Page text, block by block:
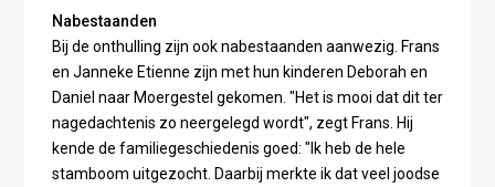
Nabestaanden
Bij de onthulling zijn ook nabestaanden aanwezig. Frans
en Janneke Etienne zijn met hun kinderen Deborah en
Daniel naar Moergestel gekomen. "Het is mooi dat dit ter
nagedachtenis zo neergelegd wordt", zegt Frans. Hij
kende de familiegeschiedenis goed: "Ik heb de hele
stamboom uitgezocht. Daarbij merkte ik dat veel joodse